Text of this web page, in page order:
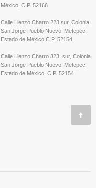
México, C.P. 52166
Calle Lienzo Charro 223 sur, Colonia
San Jorge Pueblo Nuevo, Metepec,
Estado de México C.P. 52154
Calle Lienzo Charro 323, sur, Colonia
San Jorge Pueblo Nuevo, Metepec,
Estado de México, C.P. 52154.